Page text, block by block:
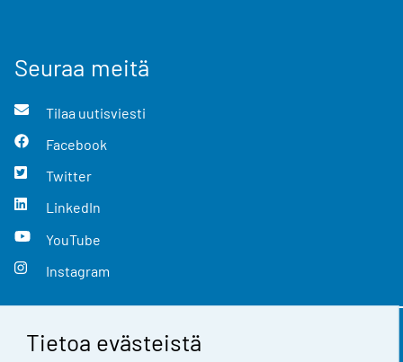
Tietoa evästeistä
Seuraa meitä
Tilaa uutisviesti
Facebook
Twitter
LinkedIn
YouTube
Instagram
Yhteystiedot